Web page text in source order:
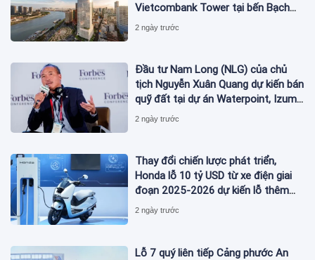
Vietcombank Tower tại bến Bạch
Đằng
2 ngày trước
Đầu tư Nam Long (NLG) của chủ
tịch Nguyễn Xuân Quang dự kiến bán
quỹ đất tại dự án Waterpoint, Izumi
City
2 ngày trước
Thay đổi chiến lược phát triển,
Honda lỗ 10 tỷ USD từ xe điện giai
đoạn 2025-2026 dự kiến lỗ thêm
3,3 tỷ USD giai đoạn 2026-2027
2 ngày trước
Lỗ 7 quý liên tiếp Cảng phước An